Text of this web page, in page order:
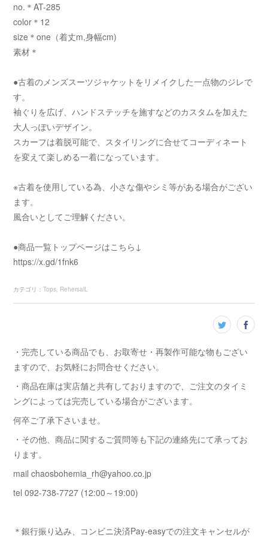
no.＊AT-285
color＊12
size＊one（着丈m,身幅cm)
素材＊
●古着のメンズスーツジャケットをリメイクした一点物のジレで
す。
袖ぐりを広げ、ハンドステッチを施すなどのカスタムを加えた
大人っぽいデザイン。
スカーフは着脱可能で、スタイリングに合せてコーディネート
を変えて楽しめる一着になっています。
※古着を使用している為、小さな傷やシミ等がある場合がござい
ます。
風合いとしてご理解ください。
●商品一覧トップページはこちら↓
https://x.gd/1fnk6
カテゴリ ：Tops RehersalL
・完売している商品でも、お取寄せ・再製作可能な物もござい
ますので、お気軽にお問合せください。
・商品在庫は実店舗と共有しておりますので、ご注文のタイミ
ングによっては完売している場合がございます。
何卒ご了承下さいませ。
・その他、商品に関するご質問等も下記の連絡先にて承ってお
ります。
mail chaosbohemia_rh@yahoo.co.jp
tel 092-738-7727 (12:00～19:00)
＊銀行振り込み、コンビニ決済Pay-easyでの注文キャンセルが